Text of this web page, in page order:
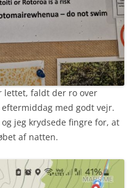
lettet, faldt der ro over
med godt vejr.
jeg krydsede fingre for, at
af natten.